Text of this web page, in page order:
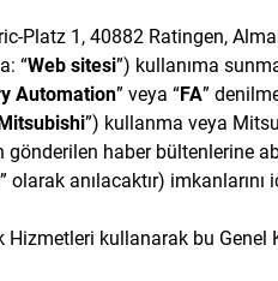
Platz 1, 40882 Ratingen,
“Web sitesi”) kullanıma
Automation” veya “FA”
”) kullanma veya
gönderilen haber bültenlerine
” olarak anılacaktır) imkanlarını
kullanarak bu Genel